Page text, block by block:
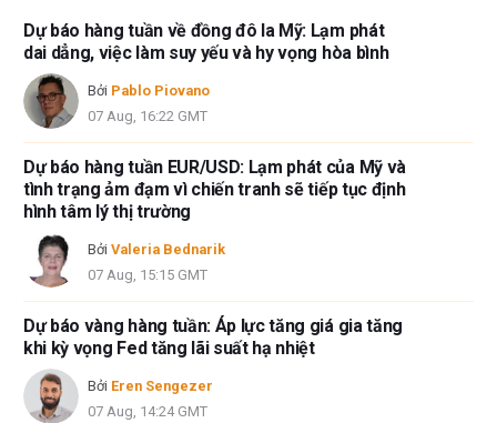
Dự báo hàng tuần về đồng đô la Mỹ: Lạm phát
dai dẳng, việc làm suy yếu và hy vọng hòa bình
Bởi Pablo Piovano
07 Aug, 16:22 GMT
Dự báo hàng tuần EUR/USD: Lạm phát của Mỹ và
tình trạng ảm đạm vì chiến tranh sẽ tiếp tục định
hình tâm lý thị trường
Bởi Valeria Bednarik
07 Aug, 15:15 GMT
Dự báo vàng hàng tuần: Áp lực tăng giá gia tăng
khi kỳ vọng Fed tăng lãi suất hạ nhiệt
Bởi Eren Sengezer
07 Aug, 14:24 GMT